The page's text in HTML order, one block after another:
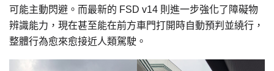
可能主動閃避。而最新的 FSD v14 則進一步強化了障礙物
辨識能力，現在甚至能在前方車門打開時自動預判並繞行，
整體行為愈來愈接近人類駕駛。